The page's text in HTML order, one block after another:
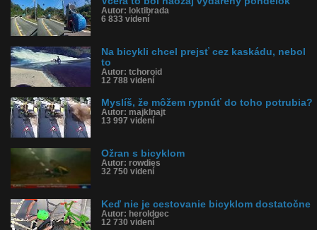
Autor: loktibrada
6 833 videní
Na bicykli chcel prejsť cez kaskádu, nebol
to
Autor: tchoroid
12 788 videní
Myslíš, že môžem rypnúť do toho potrubia?
Autor: majklnajt
13 997 videní
Ožran s bicyklom
Autor: rowdies
32 750 videní
Keď nie je cestovanie bicyklom dostatočne
Autor: heroldgec
12 730 videní